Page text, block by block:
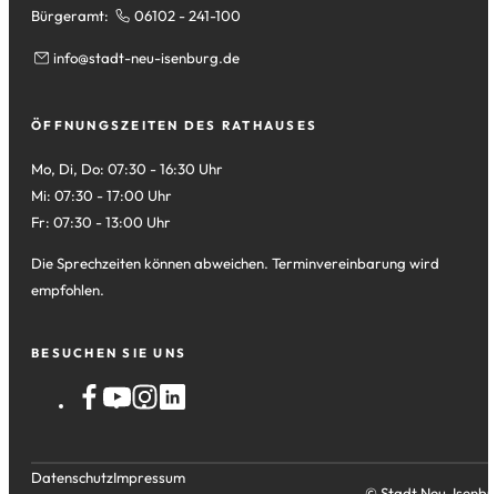
Bürgeramt:
06102 - 241-100
info stadt-neu-isenburg de
ÖFFNUNGSZEITEN DES RATHAUSES
Mo, Di, Do: 07:30 - 16:30 Uhr
Mi: 07:30 - 17:00 Uhr
Fr: 07:30 - 13:00 Uhr
Die Sprechzeiten können abweichen. Terminvereinbarung wird
empfohlen.
BESUCHEN SIE UNS
DatenschutzImpressum